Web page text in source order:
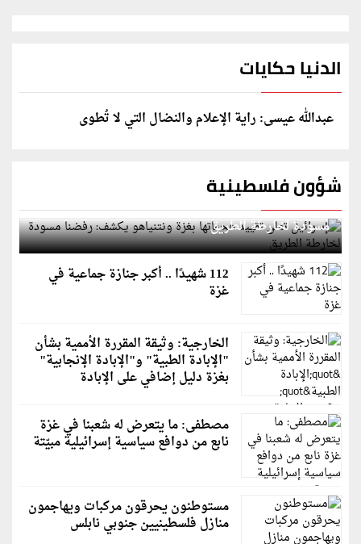
الدنيا حكايات
عبدالله عيسى: راية الإعلام والنضال التي لا تُطوى
شؤون فلسطينية
إسرائيل تعلن تقييد هجماتها بغزة ونتنياهو يكشف: رفضنا
مسودة لخارطة الطريق
112 شهيدًا .. أكبر جنازة جماعية في
غزة
الخارجية: وثيقة المقررة الأممية بشأن
"الإبادة الطبية" و"الإبادة الإنجابية"
بغزة دليل إضافي على الإبادة
مصطفى: ما يتعرض له شعبنا في غزة
نابع من دوافع سياسية إسرائيلية مبيّتة
مستوطنون يحرقون مركبات ويهاجمون
منازل فلسطينيين جنوبي نابلس